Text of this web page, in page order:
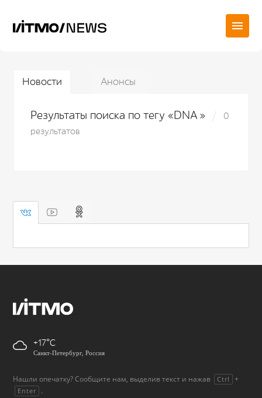
Новости Анонсы
Результаты поиска по тегу «DNA »
0
результатов
+17
Санкт-Петербург, Россия
Нашли опечатку? Сообщите нам, выделив текст и нажав Ctrl +
Enter .